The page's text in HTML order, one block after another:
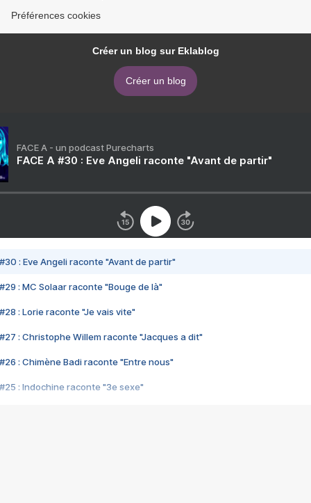
Préférences cookies
Créer un blog sur Eklablog
Créer un blog
FACE A - un podcast Purecharts
FACE A #30 : Eve Angeli raconte "Avant de partir"
#30 : Eve Angeli raconte "Avant de partir"
#29 : MC Solaar raconte "Bouge de là"
#28 : Lorie raconte "Je vais vite"
#27 : Christophe Willem raconte "Jacques a dit"
#26 : Chimène Badi raconte "Entre nous"
#25 : Indochine raconte "3e sexe"